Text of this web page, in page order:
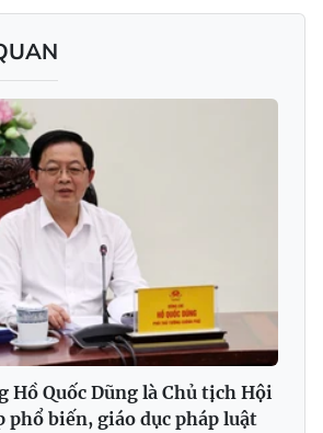
Hồ Quốc Dũng là Chủ tịch Hội
phổ biến, giáo dục pháp luật